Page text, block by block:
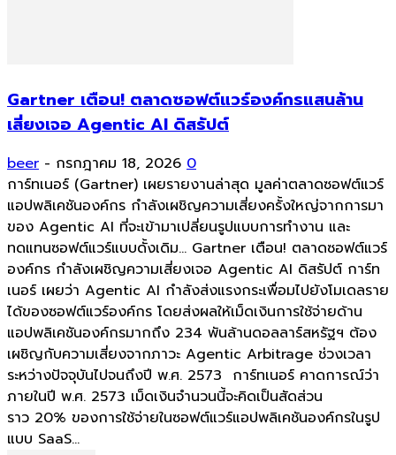
Gartner เตือน! ตลาดซอฟต์แวร์องค์กรแสนล้าน
เสี่ยงเจอ Agentic AI ดิสรัปต์
beer - กรกฎาคม 18, 2026 0
การ์ทเนอร์ (Gartner) เผยรายงานล่าสุด มูลค่าตลาดซอฟต์แวร์
แอปพลิเคชันองค์กร กำลังเผชิญความเสี่ยงครั้งใหญ่จากการมา
ของ Agentic AI ที่จะเข้ามาเปลี่ยนรูปแบบการทำงาน และ
ทดแทนซอฟต์แวร์แบบดั้งเดิม... Gartner เตือน! ตลาดซอฟต์แวร์
องค์กร กำลังเผชิญความเสี่ยงเจอ Agentic AI ดิสรัปต์ การ์ท
เนอร์ เผยว่า Agentic AI กำลังส่งแรงกระเพื่อมไปยังโมเดลราย
ได้ของซอฟต์แวร์องค์กร โดยส่งผลให้เม็ดเงินการใช้จ่ายด้าน
แอปพลิเคชันองค์กรมากถึง 234 พันล้านดอลลาร์สหรัฐฯ ต้อง
เผชิญกับความเสี่ยงจากภาวะ Agentic Arbitrage ช่วงเวลา
ระหว่างปัจจุบันไปจนถึงปี พ.ศ. 2573 การ์ทเนอร์ คาดการณ์ว่า
ภายในปี พ.ศ. 2573 เม็ดเงินจำนวนนี้จะคิดเป็นสัดส่วน
ราว 20% ของการใช้จ่ายในซอฟต์แวร์แอปพลิเคชันองค์กรในรูป
แบบ SaaS...